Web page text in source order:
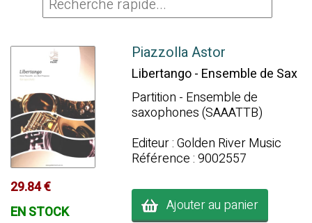
29.84 €
EN STOCK
Piazzolla Astor
Libertango - Ensemble de Sax
Partition - Ensemble de
saxophones (SAAATTB)
Editeur : Golden River Music
Référence : 9002557
Ajouter au panier